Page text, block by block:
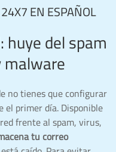
EN ESPAÑOL
del spam
no tienes que configurar
el primer día. Disponible
frente al spam, virus,
tu correo